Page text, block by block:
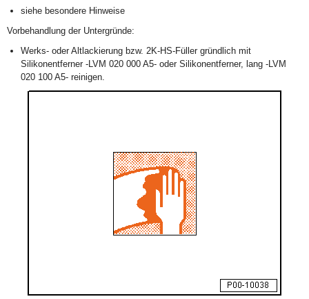
siehe besondere Hinweise
Vorbehandlung der Untergründe:
Werks- oder Altlackierung bzw. 2K-HS-Füller gründlich mit
Silikonentferner -LVM 020 000 A5- oder Silikonentferner, lang -LVM
020 100 A5- reinigen.